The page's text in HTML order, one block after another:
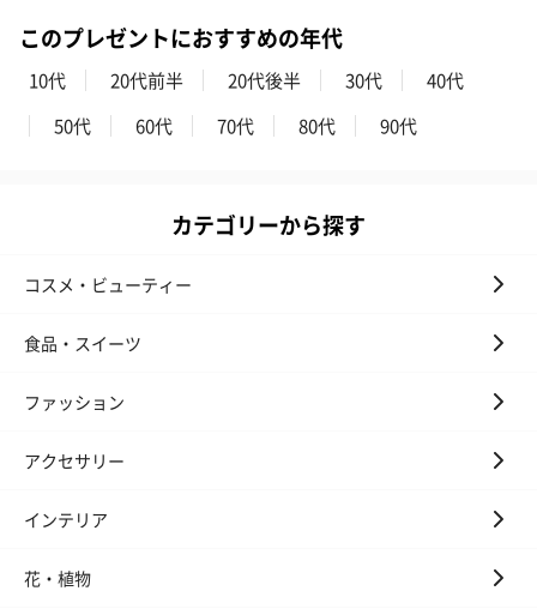
このプレゼントにおすすめの年代
10代 20代前半 20代後半 30代
40代
50代
60代 70代 80代 90代
カテゴリーから探す
コスメ・ビューティー
食品・スイーツ
ファッション
アクセサリー
インテリア
花・植物